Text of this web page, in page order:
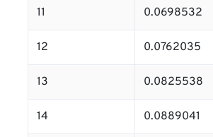
11 0.0698532
12 0.0762035
13 0.0825538
14 0.0889041